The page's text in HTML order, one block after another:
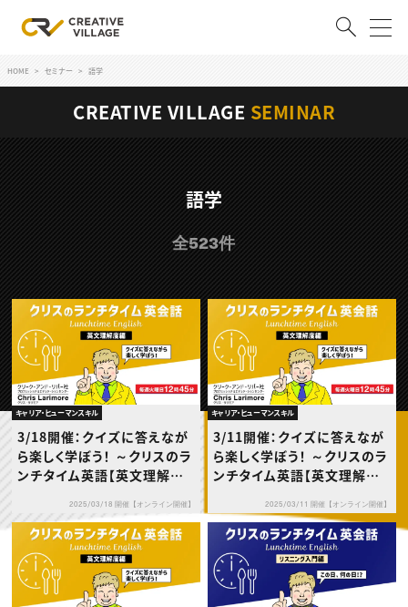
ログイン 会員登録
RECRUIT
クリエイター求人を探す
CREATIVE JOB求人検索
特集求人
採用説明会
転職支援サービス
CONTENTS
スキルアップしたい！
スキルアップしたい！ トップ
デザイン
プログラミング
動画配信・映像制作
編集・ライティング
マーケティング
ディレクション
業界解説・キャリア事情
お役立ち基礎知識
TOP Creator’s コラム
TOP Creator’s コラム トップ
Webクリエイター
アプリクリエイター
ゲームクリエイター
映像クリエイター
マーケッター
クリエイターインタビュー
C＆R Magazine
セミナー
ニュース・トレンド
ニュース・トレンド トップ
Web
映像
ゲーム・エンタメ
広告
出版
CREATIVE VILLAGEからのお知らせ
HOME セミナー 語学
CREATIVE VILLAGE SEMINAR
語学
全523件
キャリア・ヒューマンスキル
3/18開催：クイズに答えなが
ら楽しく学ぼう！ ～クリスのラ
ンチタイム英語【英文理解度
2025/03/18 開催【オンライン開催】
キャリア・ヒューマンスキル
3/11開催：クイズに答えなが
ら楽しく学ぼう！ ～クリスのラ
ンチタイム英語【英文理解度
2025/03/11 開催【オンライン開催】